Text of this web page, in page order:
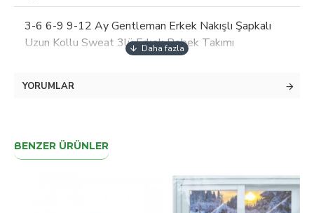
3-6 6-9 9-12 Ay Gentleman Erkek Nakışlı Şapkalı
Uzun Kollu Sweat 3lü Erkek Bebek Takımı
YORUMLAR
BENZER ÜRÜNLER